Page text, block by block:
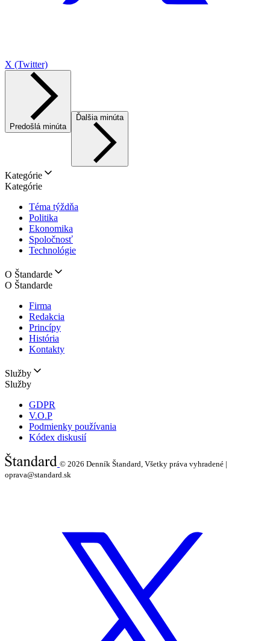
X (Twitter)
Predošlá minúta
Ďalšia minúta
Kategórie
Kategórie
Téma týždňa
Politika
Ekonomika
Spoločnosť
Technológie
O Štandarde
O Štandarde
Firma
Redakcia
Princípy
História
Kontakty
Služby
Služby
GDPR
V.O.P
Podmienky používania
Kódex diskusií
© 2026 Denník Štandard, Všetky práva vyhradené |
oprava@standard.sk